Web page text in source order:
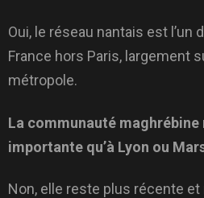
Oui, le réseau nantais est l’un
France hors Paris, largement
métropole.
La communauté
importante qu’à Lyon ou
Non, elle reste plus récente